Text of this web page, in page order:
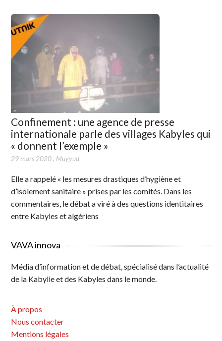
Confinement : une agence de presse
internationale parle des villages Kabyles qui
« donnent l’exemple »
29 mars 2020, Muyyud
Elle a rappelé « les mesures drastiques d’hygiène et
d’isolement sanitaire » prises par les comités. Dans les
commentaires, le débat a viré à des questions identitaires
entre Kabyles et algériens
VAVA innova
Média d’information et de débat, spécialisé dans l’actualité
de la Kabylie et des Kabyles dans le monde.
À propos
Nous contacter
Mentions légales